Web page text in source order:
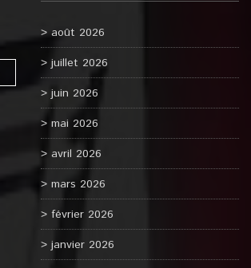
août 2026
juillet 2026
juin 2026
mai 2026
avril 2026
mars 2026
février 2026
janvier 2026